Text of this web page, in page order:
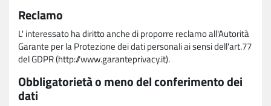
Reclamo
L' interessato ha diritto anche di proporre reclamo all'Autorità
Garante per la Protezione dei dati personali ai sensi dell'art.77
del GDPR (http://www.garanteprivacy.it).
Obbligatorietà o meno del conferimento dei
dati